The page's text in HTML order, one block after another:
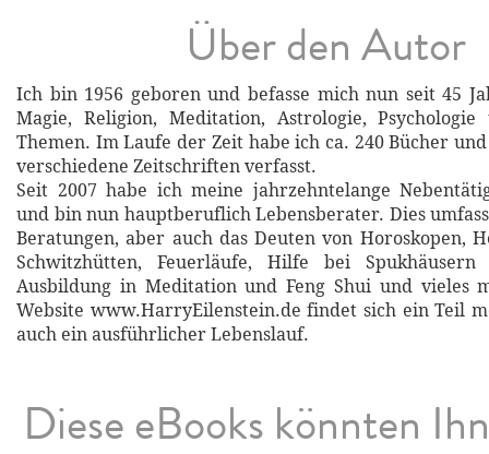
Über den Autor
Ich bin 1956 geboren und befasse mich nun seit 45
Magie, Religion, Meditation, Astrologie,
Themen. Im Laufe der Zeit habe ich ca. 240 Bücher
verschiedene Zeitschriften verfasst.
Seit 2007 habe ich meine jahrzehntelange
und bin nun hauptberuflich Lebensberater. Dies
Beratungen, aber auch das Deuten von Horoskopen,
Schwitzhütten, Feuerläufe, Hilfe bei Spukhäusern
Ausbildung in Meditation und Feng Shui und vieles
Website www.HarryEilenstein.de findet sich ein Teil
auch ein ausführlicher Lebenslauf.
Diese eBooks könnten